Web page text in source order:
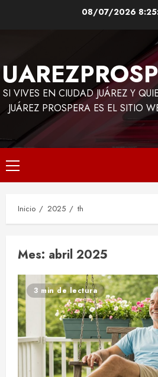
08/07/2026
SI VIVES EN CIUDAD JUÁREZ Y
JUÁREZ PROSPERA ES EL SITIO
Menú
principal
Inicio 2025 th
Mes: abril 2025
3 min de lectura